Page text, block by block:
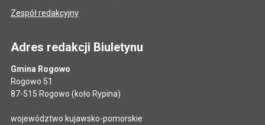
Zespół redakcyjny
Adres redakcji Biuletynu
Gmina Rogowo
Rogowo 51
87-515 Rogowo (koło Rypina)
województwo kujawsko-pomorskie